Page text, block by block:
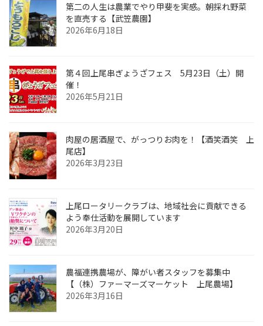
第二の人生は農業でやり甲斐を実感。朝採れ野菜
を直売する【武笠農園】
2026年6月18日
第４回上尾串ぎょうざフェス 5月23日（土）開
催！
2026年5月21日
肉屋の居酒屋で、がっつりお肉を！【酒笑酒笑 上
尾店】
2026年3月23日
上尾ロータリークラブは、地域社会に貢献できる
よう奉仕活動を展開しています
2026年3月20日
農福連携農場が、障がい者スタッフを募集中
【（株）ファーマーズマーケット 上尾農場】
2026年3月16日